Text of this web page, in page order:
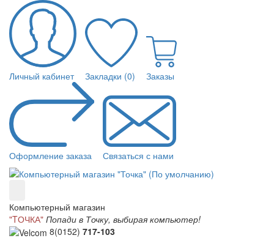
Личный кабинет Закладки (0) Заказы
Оформление заказа Связаться с нами
Компьютерный магазин
"TОЧКА" Попади в Точку, выбирая компьютер!
8(0152) 717-103